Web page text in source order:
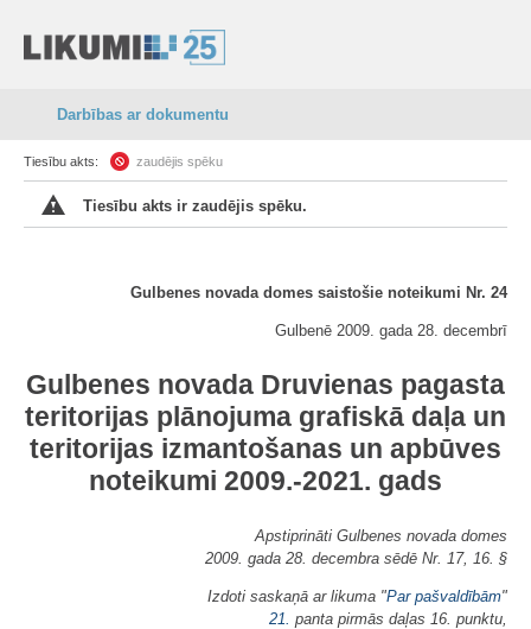
Darbības ar dokumentu
Tiesību akts: zaudējis spēku
Tiesību akts ir zaudējis spēku.
Gulbenes novada domes saistošie noteikumi Nr. 24
Gulbenē 2009. gada 28. decembrī
Gulbenes novada Druvienas pagasta
teritorijas plānojuma grafiskā daļa un
teritorijas izmantošanas un apbūves
noteikumi 2009.-2021. gads
Apstiprināti Gulbenes novada domes
2009. gada 28. decembra sēdē Nr. 17, 16. §
Izdoti saskaņā ar likuma "Par pašvaldībām"
21. panta pirmās daļas 16. punktu,